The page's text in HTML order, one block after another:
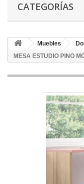
CATEGORÍAS
Muebles
MESA ESTUDIO PINO